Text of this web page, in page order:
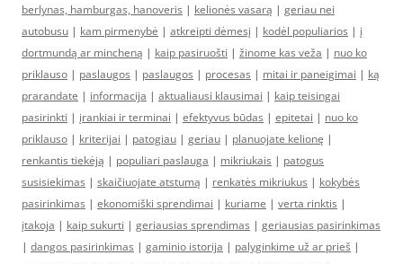
berlynas, hamburgas, hanoveris | kelionės vasarą | geriau nei
autobusu | kam pirmenybė | atkreipti dėmesį | kodėl populiarios | į
dortmundą ar mincheną | kaip pasiruošti | žinome kas veža | nuo ko
priklauso | paslaugos | paslaugos | procesas | mitai ir paneigimai | ką
prarandate | informacija | aktualiausi klausimai | kaip teisingai
pasirinkti | įrankiai ir terminai | efektyvus būdas | epitetai | nuo ko
priklauso | kriterijai | patogiau | geriau | planuojate kelionę |
renkantis tiekėją | populiari paslauga | mikriukais | patogus
susisiekimas | skaičiuojate atstumą | renkatės mikriukus | kokybės
pasirinkimas | ekonomiški sprendimai | kuriame | verta rinktis |
įtakoja | kaip sukurti | geriausias sprendimas | geriausias pasirinkimas
| dangos pasirinkimas | gaminio istorija | palyginkime už ar prieš |